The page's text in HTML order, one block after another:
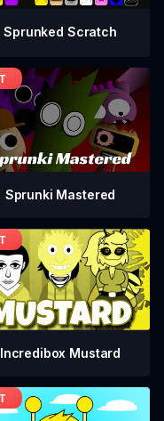
Sprunked Scratch
Sprunki Mastered
Incredibox Mustard